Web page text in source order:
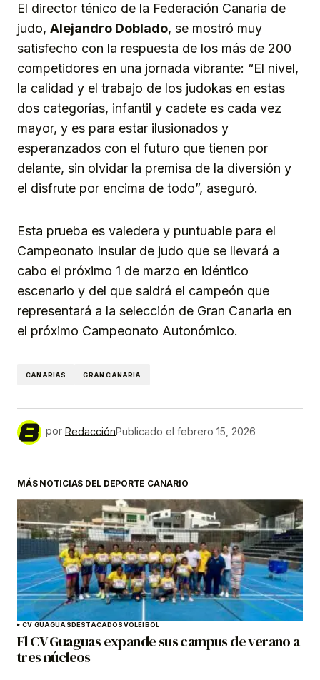
El director ténico de la Federación Canaria de
judo, Alejandro Doblado, se mostró muy
satisfecho con la respuesta de los más de 200
competidores en una jornada vibrante: “El nivel,
la calidad y el trabajo de los judokas en estas
dos categorías, infantil y cadete es cada vez
mayor, y es para estar ilusionados y
esperanzados con el futuro que tienen por
delante, sin olvidar la premisa de la diversión y
el disfrute por encima de todo”, aseguró.
Esta prueba es valedera y puntuable para el
Campeonato Insular de judo que se llevará a
cabo el próximo 1 de marzo en idéntico
escenario y del que saldrá el campeón que
representará a la selección de Gran Canaria en
el próximo Campeonato Autonómico.
CANARIAS GRAN CANARIA
por RedacciónPublicado el febrero 15, 2026
MÁS NOTICIAS DEL DEPORTE CANARIO
CV GUAGUASDESTACADOSVOLEIBOL
El CV Guaguas expande sus campus de verano a
tres núcleos